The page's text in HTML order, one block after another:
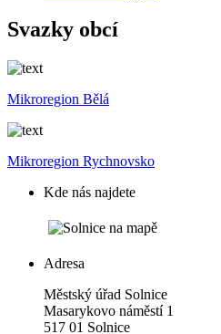
Svazky obcí
Mikroregion Bělá
Mikroregion Rychnovsko
Kde nás najdete
Adresa
Městský úřad Solnice
Masarykovo náměstí 1
517 01 Solnice